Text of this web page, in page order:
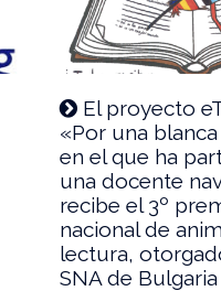
El proyecto
«Por una
en el que ha
una docente
recibe el 3º
nacional de
lectura,
SNA de Bulgaria